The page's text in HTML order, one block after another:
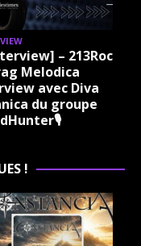
– 213Rock
Melodica
avec Diva
du groupe
!